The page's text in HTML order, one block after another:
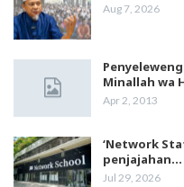
Aug 7, 2026
Minallah wa
Apr 2, 2013
‘Network
penjajahan…
Jul 29, 2026